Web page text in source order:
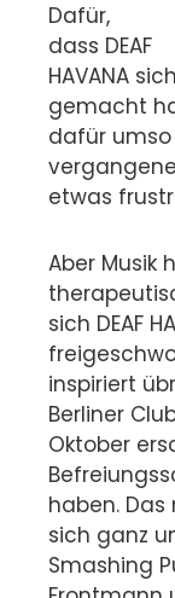
Dafür,
dass DEAF
HAVANA
gemacht
dafür umso
etwas
Aber Musik
sich DEAF
inspiriert
Berliner
Oktober
haben.
sich ganz
Smashing